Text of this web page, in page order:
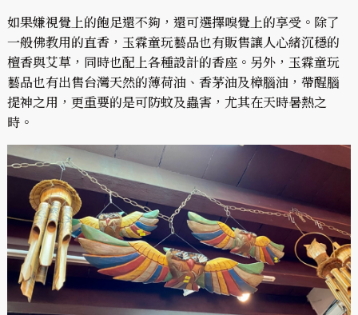
如果嫌視覺上的飽足還不夠，還可選擇嗅覺上的享受。除了
一般佛教用的直香，玉霖童玩藝品也有販售讓人心緒沉穩的
檀香與艾草，同時也配上各種設計的香座。另外，玉霖童玩
藝品也有出售台灣天然的薄荷油、香茅油及樟腦油，帶醒腦
提神之用，更重要的是可防蚊及蟲害，尤其在天時暑熱之
時。